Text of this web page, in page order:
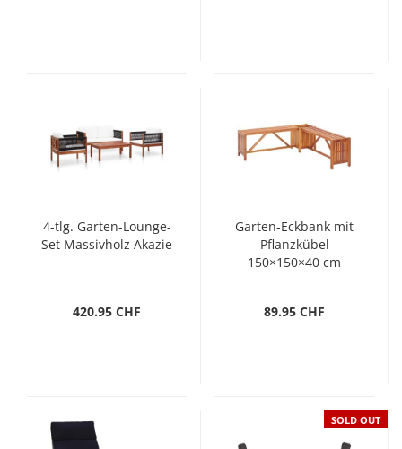
4-tlg. Garten-Lounge-
Set Massivholz Akazie
420.95 CHF
Garten-Eckbank mit
Pflanzkübel
150×150×40 cm
89.95 CHF
SOLD OUT